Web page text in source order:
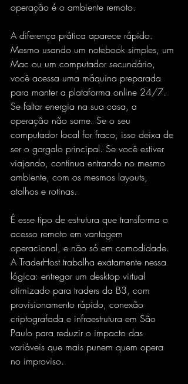
operação é o ambiente remoto.
A diferença prática aparece rápido.
Mesmo usando um notebook simples, um
Mac ou um computador secundário,
você acessa uma máquina preparada
para manter a plataforma online 24/7.
Se faltar energia na sua casa, a
operação não some. Se o seu
computador local for fraco, isso deixa de
ser o gargalo principal. Se você estiver
viajando, continua entrando no mesmo
ambiente, com os mesmos layouts,
atalhos e rotinas.
É esse tipo de estrutura que transforma o
acesso remoto em vantagem
operacional, e não só em comodidade.
A TraderHost trabalha exatamente nessa
lógica: entregar um desktop virtual
otimizado para traders da B3, com
provisionamento rápido, conexão
criptografada e infraestrutura em São
Paulo para reduzir o impacto das
variáveis que mais punem quem opera
no improviso.